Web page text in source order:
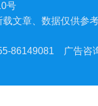
号
载文章、数据仅供参
86149081
广告咨